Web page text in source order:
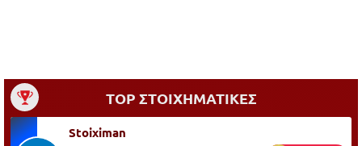
TOP ΣΤΟΙΧΗΜΑΤΙΚΕΣ
Stoiximan